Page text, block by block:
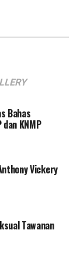
Bahas
KNMP
Vickery
Tawanan